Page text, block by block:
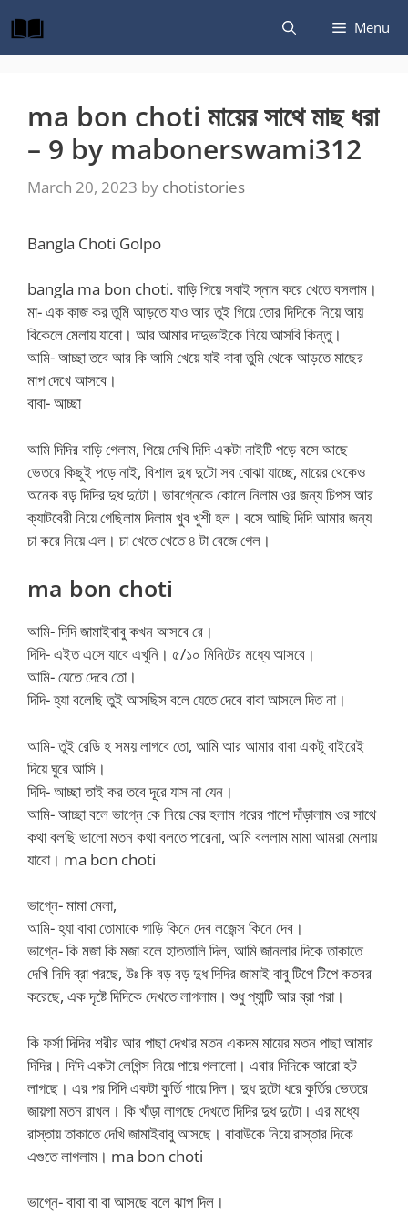
to
content
Menu
ma bon choti মায়ের সাথে মাছ ধরা
– 9 by mabonerswami312
March 20, 2023 by chotistories
Bangla Choti Golpo
bangla ma bon choti. বাড়ি গিয়ে সবাই স্নান করে খেতে বসলাম।
মা- এক কাজ কর তুমি আড়তে যাও আর তুই গিয়ে তোর দিদিকে নিয়ে আয়
বিকেলে মেলায় যাবো। আর আমার দাদুভাইকে নিয়ে আসবি কিন্তু।
আমি- আচ্ছা তবে আর কি আমি খেয়ে যাই বাবা তুমি থেকে আড়তে মাছের
মাপ দেখে আসবে।
বাবা- আচ্ছা
আমি দিদির বাড়ি গেলাম, গিয়ে দেখি দিদি একটা নাইটি পড়ে বসে আছে
ভেতরে কিছুই পড়ে নাই, বিশাল দুধ দুটো সব বোঝা যাচ্ছে, মায়ের থেকেও
অনেক বড় দিদির দুধ দুটো। ভাবগ্নেকে কোলে নিলাম ওর জন্য চিপস আর
ক্যাটবেরী নিয়ে গেছিলাম দিলাম খুব খুশী হল। বসে আছি দিদি আমার জন্য
চা করে নিয়ে এল। চা খেতে খেতে ৪ টা বেজে গেল।
ma bon choti
আমি- দিদি জামাইবাবু কখন আসবে রে।
দিদি- এইত এসে যাবে এখুনি। ৫/১০ মিনিটের মধ্যে আসবে।
আমি- যেতে দেবে তো।
দিদি- হ্যা বলেছি তুই আসছিস বলে যেতে দেবে বাবা আসলে দিত না।
আমি- তুই রেডি হ সময় লাগবে তো, আমি আর আমার বাবা একটু বাইরেই
দিয়ে ঘুরে আসি।
দিদি- আচ্ছা তাই কর তবে দূরে যাস না যেন।
আমি- আচ্ছা বলে ভাগ্নে কে নিয়ে বের হলাম গরের পাশে দাঁড়ালাম ওর সাথে
কথা বলছি ভালো মতন কথা বলতে পারেনা, আমি বললাম মামা আমরা মেলায়
যাবো। ma bon choti
ভাগ্নে- মামা মেলা,
আমি- হ্যা বাবা তোমাকে গাড়ি কিনে দেব লজেন্স কিনে দেব।
ভাগ্নে- কি মজা কি মজা বলে হাততালি দিল, আমি জানলার দিকে তাকাতে
দেখি দিদি ব্রা পরছে, উঃ কি বড় বড় দুধ দিদির জামাই বাবু টিপে টিপে কতবর
করেছে, এক দৃষ্টে দিদিকে দেখতে লাগলাম। শুধু প্যান্টি আর ব্রা পরা।
কি ফর্সা দিদির শরীর আর পাছা দেখার মতন একদম মায়ের মতন পাছা আমার
দিদির। দিদি একটা লেগিন্স নিয়ে পায়ে গলালো। এবার দিদিকে আরো হট
লাগছে। এর পর দিদি একটা কুর্তি গায়ে দিল। দুধ দুটো ধরে কুর্তির ভেতরে
জায়গা মতন রাখল। কি খাঁড়া লাগছে দেখতে দিদির দুধ দুটো। এর মধ্যে
রাস্তায় তাকাতে দেখি জামাইবাবু আসছে। বাবাউকে নিয়ে রাস্তার দিকে
এগুতে লাগলাম। ma bon choti
ভাগ্নে- বাবা বা বা আসছে বলে ঝাপ দিল।